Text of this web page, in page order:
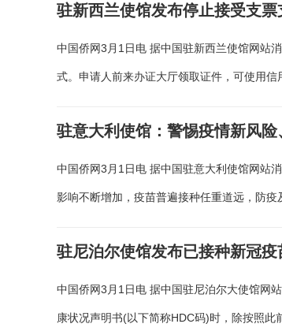
驻新西兰使馆发布停止接受支
中国侨网3月1日电 据中国驻新西兰使馆网站
式。申请人前来办证大厅领取证件，可使用信
驻意大利使馆：警惕疫情新风
中国侨网3月1日电 据中国驻意大利使馆网站
影响不断增加，疫苗普遍接种任重道远，防疫
驻尼泊尔使馆发布已接种新冠
中国侨网3月1日电 据中国驻尼泊尔大使馆网
康状况声明书(以下简称HDC码)时，除按照此